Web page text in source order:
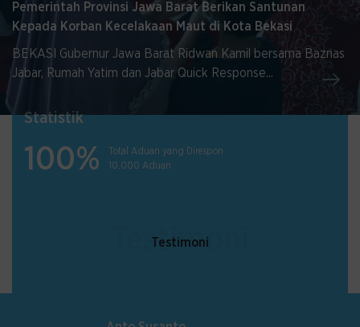
Statistik
100%
Total Aduan yang Direspon
10.000 Aduan
Pemerintah Provinsi Jawa Barat Berikan Santunan
Kepada Korban Kecelakaan Maut di Kota Bekasi
BEKASI Gubernur Jawa Barat Ridwan Kamil bersama Baznas
Jabar, Rumah Yatim dan Jabar Quick Response...
Lihat Lebih Banyak
Testimoni